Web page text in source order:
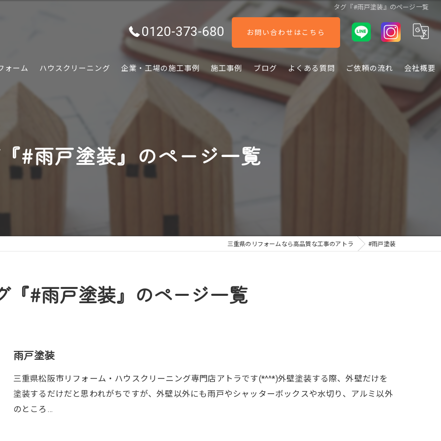
タグ『#雨戸塗装』のページ一覧
0120-373-680 お問い合わせはこちら
ォーム ハウスクリーニング 企業・工場の施工事例 施工事例 ブログ よくある質問 ご依頼の流れ 会社概要
#雨戸塗装』のページ一覧
三重県のリフォームなら高品質な工事のアトラ #雨戸塗装
『#雨戸塗装』のページ一覧
雨戸塗装
三重県松阪市リフォーム・ハウスクリーニング専門店アトラです(*^^*)外壁塗装する際、外壁だけを
塗装するだけだと思われがちですが、外壁以外にも雨戸やシャッターボックスや水切り、アルミ以外
のところ…